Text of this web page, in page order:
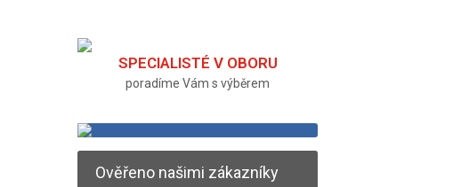
SPECIALISTÉ V OBORU
poradíme Vám s výběrem
Ověřeno našimi zákazníky